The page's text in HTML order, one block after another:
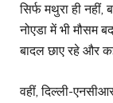
सिर्फ मथुरा ही
नोएडा में भी
बादल छाए रहे और
वहीं, दिल्ली-